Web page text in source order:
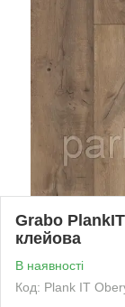
Grabo
клейова
В наявності
Код: Plank IT